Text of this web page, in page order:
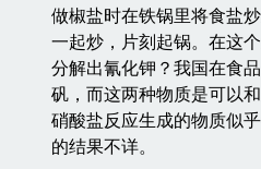
做椒盐时在铁锅里将食盐
一起炒，片刻起锅。在这
分解出氰化钾？我国在食
矾，而这两种物质是可以
硝酸盐反应生成的物质似
的结果不详。